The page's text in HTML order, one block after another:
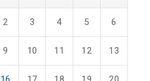
2 3 4 5 6
9 10 11 12 13